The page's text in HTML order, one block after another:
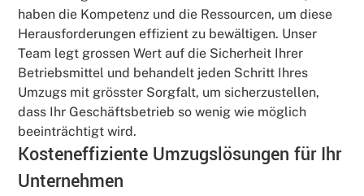
haben die Kompetenz und die Ressourcen, um diese
Herausforderungen effizient zu bewältigen. Unser
Team legt grossen Wert auf die Sicherheit Ihrer
Betriebsmittel und behandelt jeden Schritt Ihres
Umzugs mit grösster Sorgfalt, um sicherzustellen,
dass Ihr Geschäftsbetrieb so wenig wie möglich
beeinträchtigt wird.
Kosteneffiziente Umzugslösungen für Ihr
Unternehmen